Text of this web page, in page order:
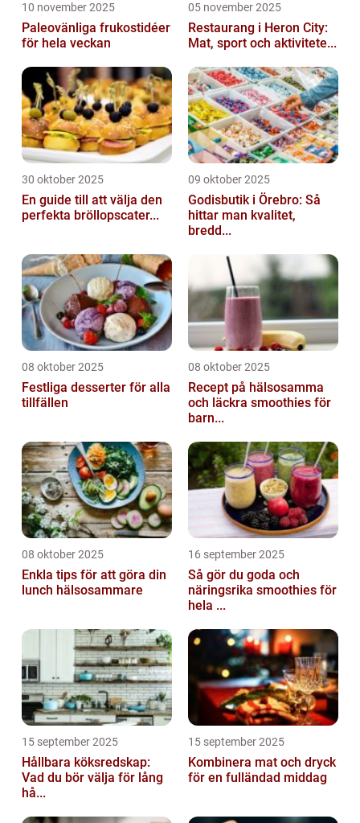
10 november 2025
Paleovänliga frukostidéer
för hela veckan
05 november 2025
Restaurang i Heron City:
Mat, sport och aktivitete...
30 oktober 2025
En guide till att välja den
perfekta bröllopscater...
09 oktober 2025
Godisbutik i Örebro: Så
hittar man kvalitet,
bredd...
08 oktober 2025
Festliga desserter för alla
tillfällen
08 oktober 2025
Recept på hälsosamma
och läckra smoothies för
barn...
08 oktober 2025
Enkla tips för att göra din
lunch hälsosammare
16 september 2025
Så gör du goda och
näringsrika smoothies för
hela ...
15 september 2025
Hållbara köksredskap:
Vad du bör välja för lång
hå...
15 september 2025
Kombinera mat och dryck
för en fulländad middag